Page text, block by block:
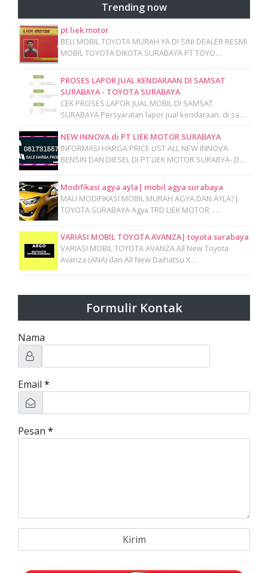
Trending now
pt liek motor
BELI MOBIL TOYOTA MURAH YA DI SINI DEALER RESMI
MOBIL TOYOTA DIKOTA SURABAYA PT TOYO…
PROSES LAPOR JUAL KENDARAAN DI SAMSAT
SURABAYA - TOYOTA SURABAYA
CEK PROSES LAPOR JUAL MOBIL DI SAMSAT
SURABAYA Persyaratan lapor jual kendaraan..di sa…
NEW INNOVA di PT LIEK MOTOR SURABAYA
INFORMASI HARGA PRICE LIST ALL NEW INNOVA
BENSIN DAN DIESEL DI PT LIEK MOTOR SURABYA- D…
Modifikasi agya ayla| mobil agya surabaya
MAU MODIFIKASI MOBIL MURAH AGYA DAN AYLA?|
TOYOTA SURABAYA Agya TRD LIEK MOTOR …
VARIASI MOBIL TOYOTA AVANZA| toyota surabaya
VARIASI MOBIL TOYOTA AVANZA All New Toyota
Avanza (ANA) dan All New Daihatsu X…
Formulir Kontak
Nama
Email *
Pesan *